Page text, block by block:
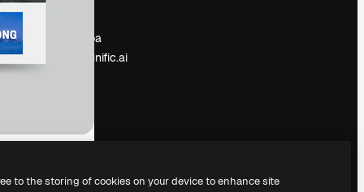
Sala stampa
Cerchi magnific.ai
to the storing of cookies on your device to enhance site